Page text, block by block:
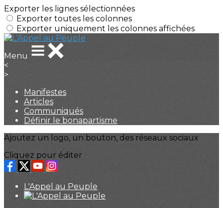
Exporter les lignes sélectionnées
Exporter toutes les colonnes
Exporter uniquement les colonnes affichées
Menu
<
>
Manifestes
Articles
Communiqués
Définir le bonapartisme
Ajoutez un logo, un bouton, des réseaux sociaux
Cliquez pour éditer
L'Appel au Peuple